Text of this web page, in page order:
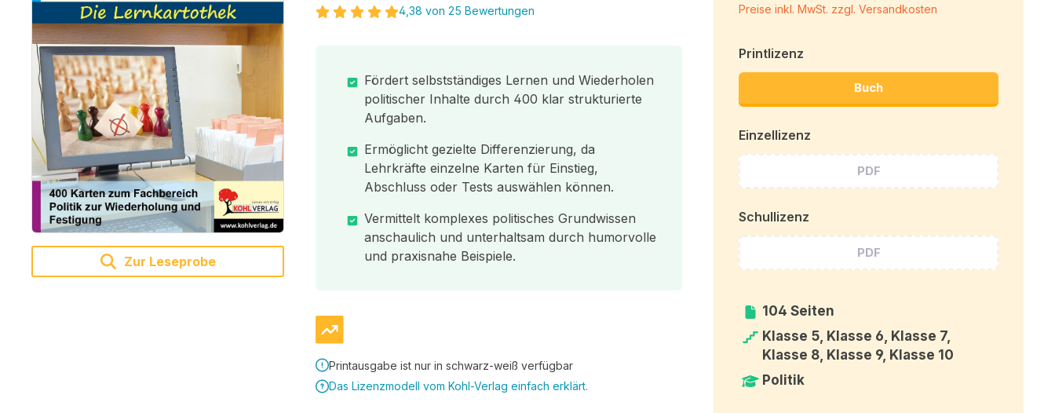
Zur Leseprobe
4,38 von 25 Bewertungen
Fördert selbstständiges Lernen und Wiederholen
politischer Inhalte durch 400 klar strukturierte
Aufgaben.
Ermöglicht gezielte Differenzierung, da
Lehrkräfte einzelne Karten für Einstieg,
Abschluss oder Tests auswählen können.
Vermittelt komplexes politisches Grundwissen
anschaulich und unterhaltsam durch humorvolle
und praxisnahe Beispiele.
Printausgabe ist nur in schwarz-weiß verfügbar
Das Lizenzmodell vom Kohl-Verlag einfach erklärt.
Preise inkl. MwSt. zzgl. Versandkosten
Printlizenz
Buch
Einzellizenz
PDF
Schullizenz
PDF
104 Seiten
Klasse 5, Klasse 6, Klasse 7,
Klasse 8, Klasse 9, Klasse 10
Politik